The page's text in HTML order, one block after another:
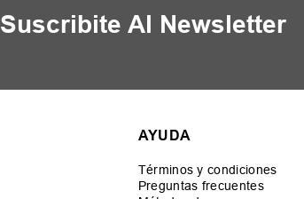
Suscribite Al Newsletter
AYUDA
Términos y condiciones
Preguntas frecuentes